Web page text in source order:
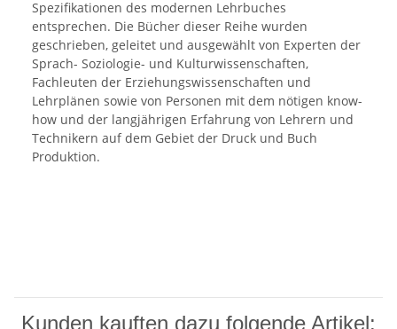
Spezifikationen des modernen Lehrbuches
entsprechen. Die Bücher dieser Reihe wurden
geschrieben, geleitet und ausgewählt von Experten der
Sprach- Soziologie- und Kulturwissenschaften,
Fachleuten der Erziehungswissenschaften und
Lehrplänen sowie von Personen mit dem nötigen know-
how und der langjährigen Erfahrung von Lehrern und
Technikern auf dem Gebiet der Druck und Buch
Produktion.
Kunden kauften dazu folgende Artikel: